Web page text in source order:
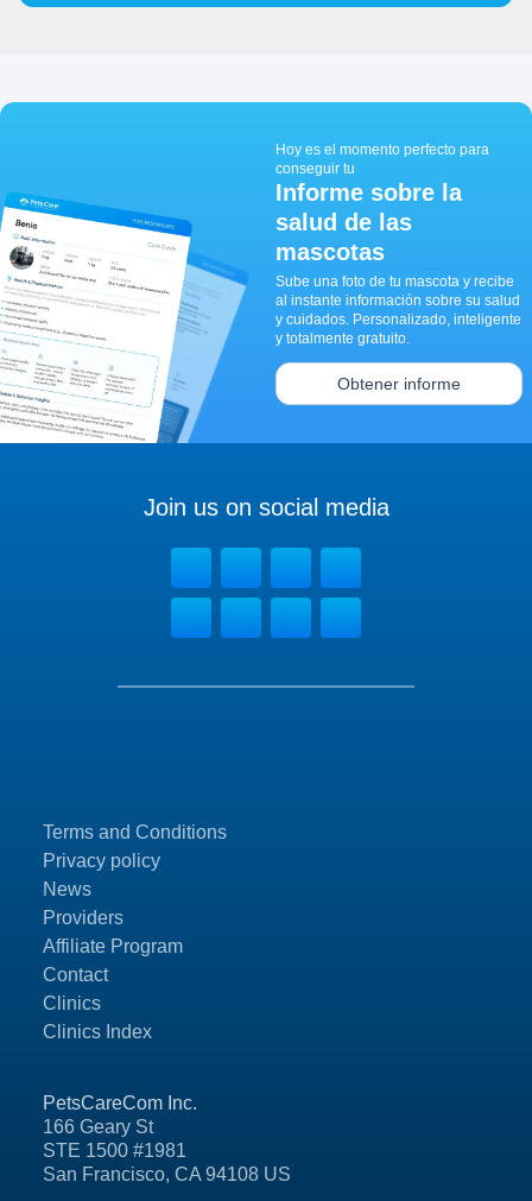
Hoy es el momento perfecto para
conseguir tu
Informe sobre la
salud de las
mascotas
Sube una foto de tu mascota y recibe
al instante información sobre su salud
y cuidados. Personalizado, inteligente
y totalmente gratuito.
Obtener informe
PetsCareCom Inc.
166 Geary St
STE 1500 #1981
San Francisco, CA 94108 US
Terms and Conditions
Privacy policy
News
Providers
Affiliate Program
Contact
Clinics
Clinics Index
Join us on social media